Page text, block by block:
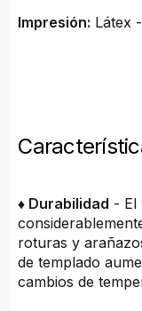
Impresión: Látex
♦ Durabilidad - El
roturas y
de templado
cambios de